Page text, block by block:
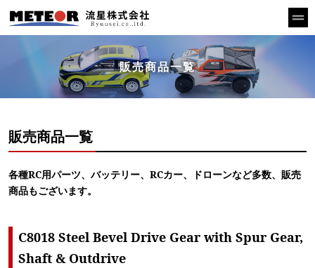
販売商品一覧
販売商品一覧
各種RC用パーツ、バッテリー、RCカー、ドローンなど多数、販売
商品もございます。
C8018 Steel Bevel Drive Gear with Spur Gear,
Shaft & Outdrive